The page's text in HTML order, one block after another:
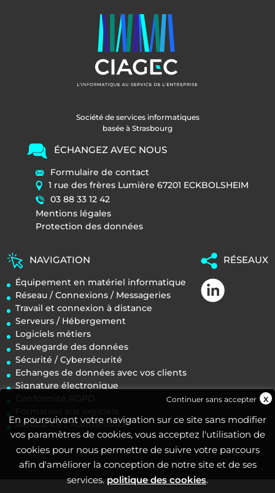
Société de services informatiques
basée à Strasbourg
ÉCHANGEZ AVEC NOUS
Formulaire de contact
1 rue des frères Lumière 67201 ECKBOLSHEIM
03 88 33 12 42
Mentions légales
Protection des données
NAVIGATION
Équipement en matériel informatique
Réseau / Connexions / Messageries
Travail et connexion à distance
Serveurs / Hébergement
Logiciels métiers
Sauvegarde des données
Sécurité / Cybersécurité
Echanges de données avec vos clients
Signature électronique
Assistance / Maintenance
RÉSEAUX
Continuer sans accepter
En poursuivant votre navigation sur ce site sans modifier
vos paramètres de cookies, vous acceptez l'utilisation de
cookies pour nous permettre de suivre votre parcours
afin d'améliorer la conception de notre site et de ses
services. politique des cookies.